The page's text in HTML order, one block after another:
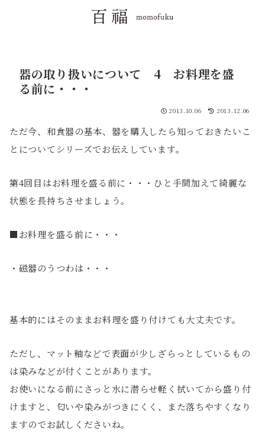
器の取り扱いについて 4 お料理を盛
る前に・・・
2013.10.06 2013.12.06
ただ今、和食器の基本、器を購入したら知っておきたいこ
とについてシリーズでお伝えしています。
第4回目はお料理を盛る前に・・・ひと手間加えて綺麗な
状態を長持ちさせましょう。
■お料理を盛る前に・・・
・磁器のうつわは・・・
基本的にはそのままお料理を盛り付けても大丈夫です。
ただし、マット釉などで表面が少しざらっとしているもの
は染みなどが付くことがあります。
お使いになる前にさっと水に潜らせ軽く拭いてから盛り付
けますと、匂いや染みがつきにくく、また落ちやすくなり
ますのでお試しくださいね。